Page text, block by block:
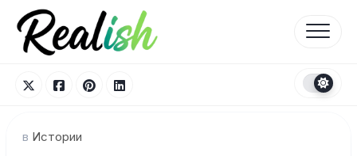
Перейти
содержанию
в Истории